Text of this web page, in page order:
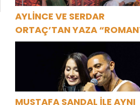
AYLİNCE VE SERDAR
ORTAÇ’TAN YAZA
AŞK” BOMBASI!
MUSTAFA SANDAL İLE AYNI